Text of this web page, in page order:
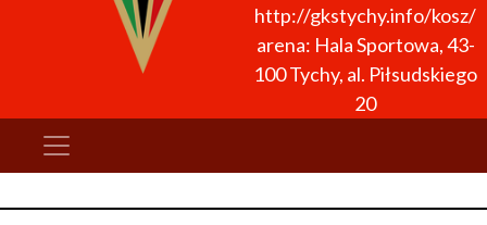
http://gkstychy.info/kosz/
arena: Hala Sportowa, 43-
100 Tychy, al. Piłsudskiego
20